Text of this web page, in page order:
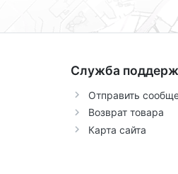
Служба
Отправить
Возврат товара
Карта сайта